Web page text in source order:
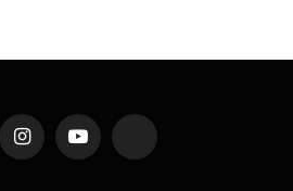
InstagramYouTube TikTok